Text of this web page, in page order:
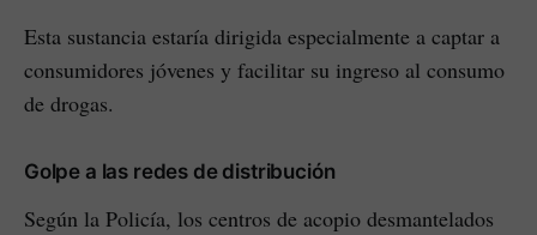
Esta sustancia estaría dirigida especialmente a captar a
consumidores jóvenes y facilitar su ingreso al consumo
de drogas.
Golpe a las redes de distribución
Según la Policía, los centros de acopio desmantelados